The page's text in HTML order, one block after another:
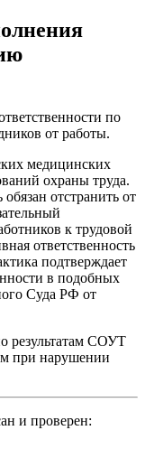
по
от работы.
медицинских
охраны труда.
отстранить от
к трудовой
ответственность
подтверждает
в подобных
Суда РФ от
результатам СОУТ
при нарушении
и проверен: